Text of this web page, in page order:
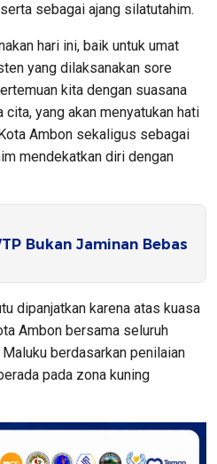
sebagai ajang silatutahim.
hari ini, baik untuk umat
yang dilaksanakan sore
kita dengan suasana
yang akan menyatukan hati
Ambon sekaligus sebagai
mendekatkan diri dengan
Bukan Jaminan Bebas
dipanjatkan karena atas kuasa
Ambon bersama seluruh
berdasarkan penilaian
pada zona kuning